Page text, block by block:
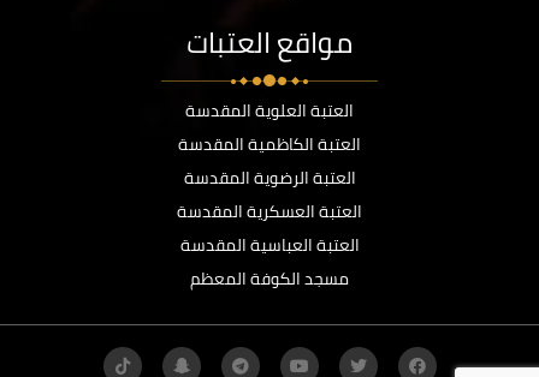
مواقع العتبات
العتبة العلوية المقدسة
العتبة الكاظمية المقدسة
العتبة الرضوية المقدسة
العتبة العسكرية المقدسة
العتبة العباسية المقدسة
مسجد الكوفة المعظم